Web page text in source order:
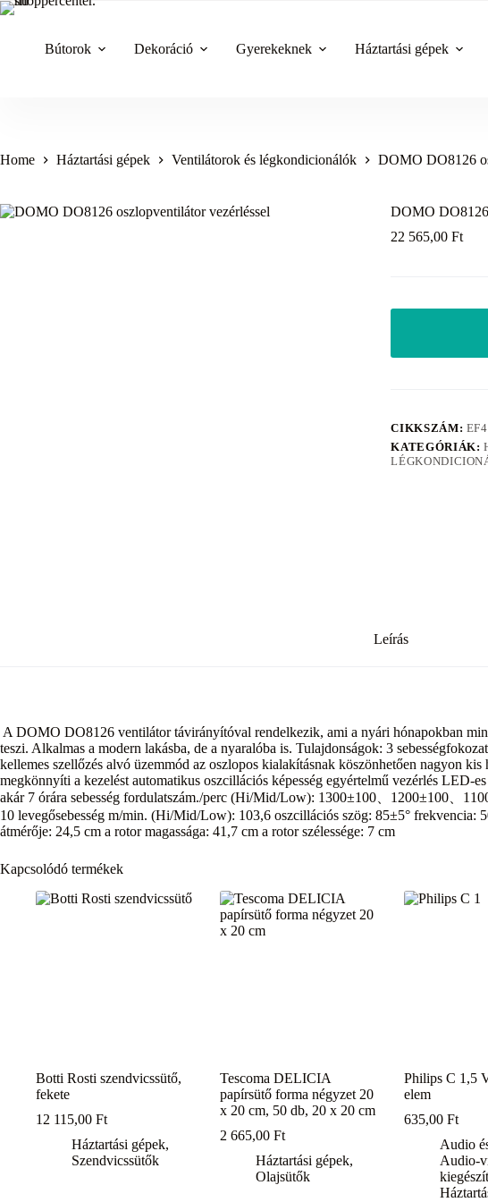
Skip
Bútorok Dekoráció Gyerekeknek Háztartási gépek
Home Háztartási gépek Ventilátorok és légkondicionálók DOMO DO8126
DOMO DO8126
22 565,00Ft
CIKKSZÁM:
KATEGÓRIÁK:
Leírás
A DOMO DO8126 ventilátor távirányítóval rendelkezik, ami a nyári hónapokban
teszi. Alkalmas a modern lakásba, de a nyaralóba is. Tulajdonságok: 3
kellemes szellőzés alvó üzemmód az oszlopos kialakításnak köszönhetően nagyon
megkönnyíti a kezelést automatikus oszcillációs képesség egyértelmű vezérlés LED-
akár 7 órára sebesség fordulatszám./perc (Hi/Mid/Low): 1300±100、1200±100、
10 levegősebesség m/min. (Hi/Mid/Low): 103,6 oszcillációs szög: 85±5° frekvencia:
átmérője: 24,5 cm a rotor magassága: 41,7 cm a rotor szélessége: 7 cm
Kapcsolódó termékek
Botti Rosti szendvicssütő,
fekete
12 115,00 Ft
Háztartási gépek,
Szendvicssütők
Tescoma DELICIA
papírsütő forma négyzet 20
x 20 cm, 50 db, 20 x 20 cm
2 665,00Ft
Háztartási gépek,
Olajsütők
Philips C 1,5
elem
635,00Ft
Audio
Audio-